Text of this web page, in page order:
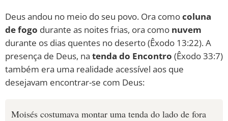
Deus andou no meio do seu povo. Ora comocoluna
de fogo durante as noites frias, ora como nuvem
durante os dias quentes no deserto (Êxodo 13:22). A
presença de Deus, na tenda do Encontro (Êxodo 33:7)
também era uma realidade acessível aos que
desejavam encontrar-se com Deus:
Moisés costumava montar uma tenda do lado de fora